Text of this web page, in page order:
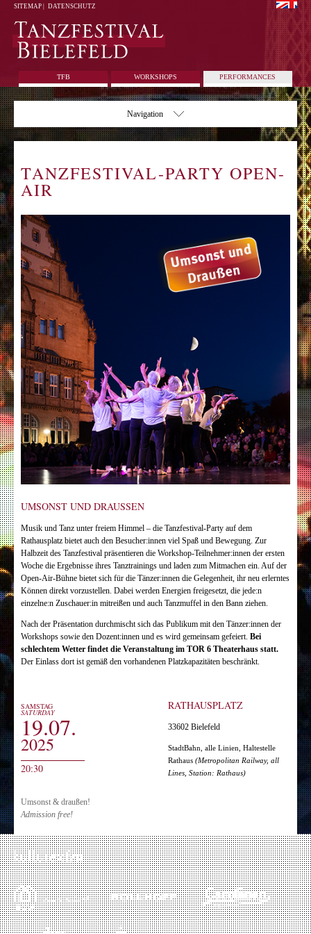
SITEMAP DATENSCHUTZ
TFB WORKSHOPS PERFORMANCES
Navigation
TANZFESTIVAL-PARTY OPEN-
AIR
UMSONST UND DRAUSSEN
Musik und Tanz unter freiem Himmel – die Tanzfestival-Party auf dem
Rathausplatz bietet auch den Besucher:innen viel Spaß und Bewegung. Zur
Halbzeit des Tanzfestival präsentieren die Workshop-Teilnehmer:innen der ersten
Woche die Ergebnisse ihres Tanztrainings und laden zum Mitmachen ein. Auf der
Open-Air-Bühne bietet sich für die Tänzer:innen die Gelegenheit, ihr neu erlerntes
Können direkt vorzustellen. Dabei werden Energien freigesetzt, die jede:n
einzelne:n Zuschauer:in mitreißen und auch Tanzmuffel in den Bann ziehen.
Nach der Präsentation durchmischt sich das Publikum mit den Tänzer:innen der
Workshops sowie den Dozent:innen und es wird gemeinsam gefeiert. Bei
schlechtem Wetter findet die Veranstaltung im TOR 6 Theaterhaus statt.
Der Einlass dort ist gemäß den vorhandenen Platzkapazitäten beschränkt.
SAMSTAG
SATURDAY
19.07.
2025
20:30
RATHAUSPLATZ
33602 Bielefeld
StadtBahn, alle Linien, Haltestelle
Rathaus (Metropolitan Railway, all
Lines, Station: Rathaus)
Umsonst & draußen!
Admission free!